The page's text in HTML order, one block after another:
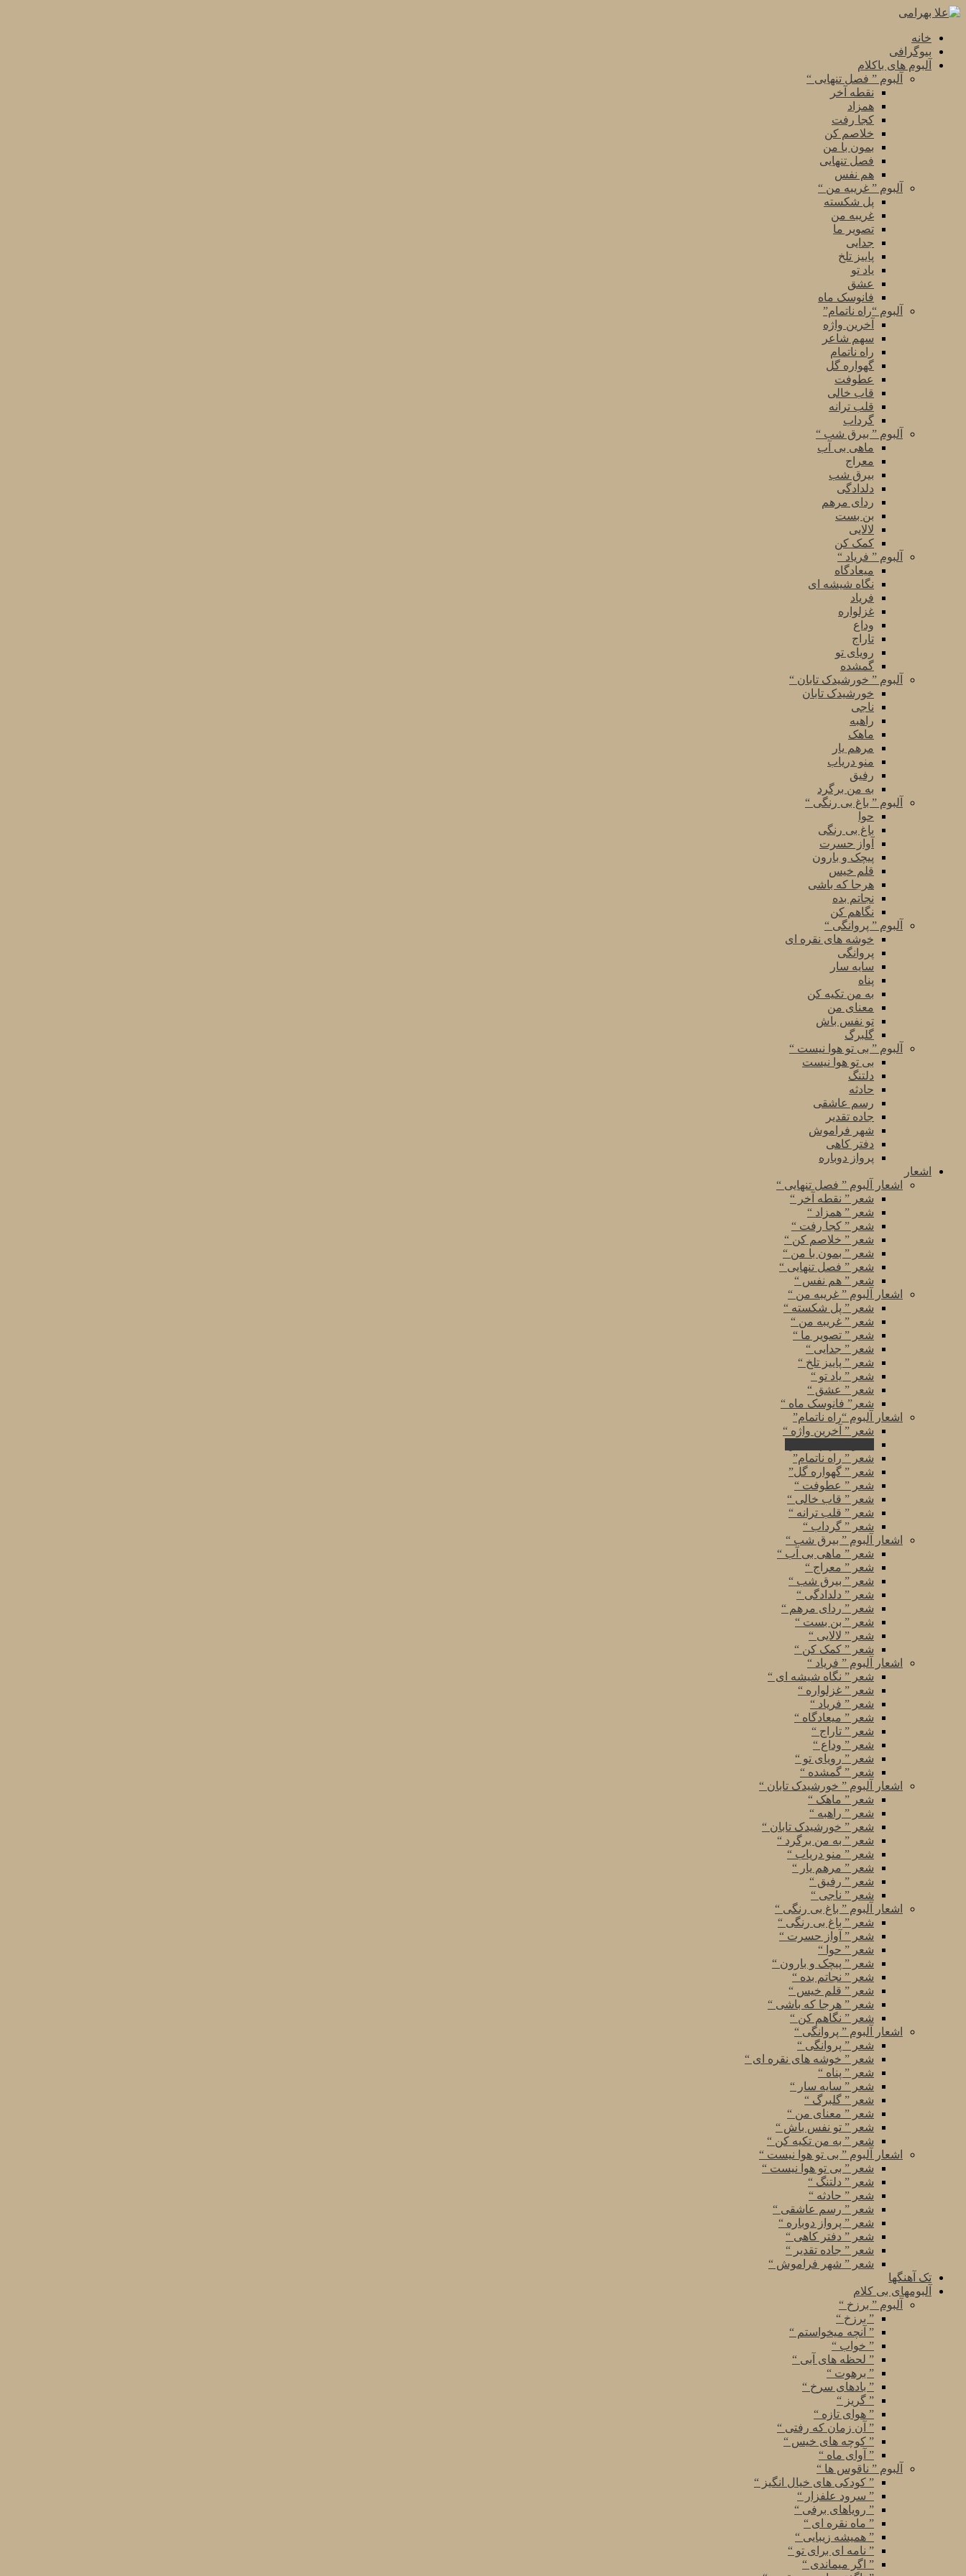
خانه
بیوگرافی
آلبوم های باکلام
آلبوم ” فصل تنهایی “
نقطه آخر
همزاد
کجا رفت
خلاصم کن
بمون با من
فصل تنهایی
هم نفس
آلبوم ” غریبه من “
پل شکسته
غریبه من
تصویر ما
جدایی
پاییز تلخ
یاد تو
عشق
فانوسک ماه
آلبوم “راه ناتمام”
آخرین واژه
سهم شاعر
راه ناتمام
گهواره گل
عطوفت
قاب خالی
قلب ترانه
گرداب
آلبوم ” بیرق شب “
ماهی بی آب
معراج
بیرق شب
دلدادگی
ردای مرهم
بن بست
لالایی
کمک کن
آلبوم ” فریاد “
میعادگاه
نگاه شیشه ای
فریاد
غزلواره
وداع
تاراج
رویای تو
گمشده
آلبوم ” خورشیدک تابان “
خورشیدک تابان
ناجی
راهبه
ماهک
مرهم یار
منو دریاب
رفیق
به من برگرد
آلبوم ” باغ بی رنگی “
حوا
باغ بی رنگی
آواز حسرت
پیچک و بارون
قلم خیس
هرجا که باشی
نجاتم بده
نگاهم کن
آلبوم ” پروانگی “
خوشه های نقره ای
پروانگی
سایه سار
پناه
به من تکیه کن
معنای من
تو نفس باش
گلبرگ
آلبوم ” بی تو هوا نیست “
بی تو هوا نیست
دلتنگ
حادثه
رسم عاشقی
جاده تقدیر
شهر فراموش
دفتر کاهی
پرواز دوباره
اشعار
اشعار آلبوم ” فصل تنهایی “
شعر ” نقطه آخر “
شعر ” همزاد “
شعر ” کجا رفت “
شعر ” خلاصم کن “
شعر ” بمون با من “
شعر ” فصل تنهایی “
شعر ” هم نفس “
اشعار آلبوم ” غریبه من “
شعر ” پل شکسته “
شعر ” غریبه من “
شعر ” تصویر ما “
شعر ” جدایی “
شعر ” پاییز تلخ “
شعر ” یاد تو “
شعر ” عشق “
شعر” فانوسک ماه “
اشعار آلبوم “راه ناتمام”
شعر ” آخرین واژه “
شعر ” راه ناتمام”
شعر ” گهواره گل”
شعر ” عطوفت “
شعر ” قاب خالی “
شعر ” قلب ترانه “
شعر ” گرداب “
اشعار آلبوم ” بیرق شب “
شعر ” ماهی بی آب “
شعر ” معراج “
شعر ” بیرق شب “
شعر ” دلدادگی “
شعر ” ردای مرهم “
شعر ” بن بست “
شعر ” لالایی “
شعر ” کمک کن “
اشعار آلبوم ” فریاد “
شعر ” نگاه شیشه ای “
شعر ” غزلواره “
شعر ” فریاد “
شعر ” میعادگاه “
شعر ” تاراج “
شعر ” وداع “
شعر ” رویای تو “
شعر ” گمشده “
اشعار آلبوم ” خورشیدک تابان “
شعر ” ماهک “
شعر ” راهبه “
شعر ” خورشیدک تابان “
شعر ” به من برگرد “
شعر ” منو دریاب “
شعر ” مرهم یار “
شعر ” رفیق “
شعر ” ناجی “
اشعار آلبوم ” باغ بی رنگی “
شعر ” باغ بی رنگی “
شعر ” آواز حسرت “
شعر ” حوا “
شعر ” پیچک و بارون “
شعر ” نجاتم بده “
شعر ” قلم خیس “
شعر ” هرجا که باشی “
شعر ” نگاهم کن “
اشعار آلبوم ” پروانگی “
شعر ” پروانگی “
شعر ” خوشه های نقره ای “
شعر ” پناه “
شعر ” سایه سار “
شعر ” گلبرگ “
شعر ” معنای من “
شعر ” تو نفس باش “
شعر ” به من تکیه کن “
اشعار آلبوم ” بی تو هوا نیست “
شعر ” بی تو هوا نیست “
شعر ” دلتنگ “
شعر ” حادثه “
شعر ” رسم عاشقی “
شعر ” پرواز دوباره “
شعر ” دفتر کاهی “
شعر ” جاده تقدیر “
شعر ” شهر فراموش “
تک آهنگها
آلبومهای بی کلام
آلبوم ” برزخ “
” برزخ “
” آنچه میخواستم “
” خواب “
” لحظه های آبی “
” برهوت “
” بادهای سرخ “
” گریز “
” هوای تازه “
” آن زمان که رفتی “
” کوچه های خیس “
” آوای ماه “
آلبوم ” ناقوس ها “
” کودکی های خیال انگیز “
” سرود علفزار “
” رویاهای برفی “
” ماه نقره ای “
” همیشه زیبایی “
” نامه ای برای تو “
” اگر میماندی “